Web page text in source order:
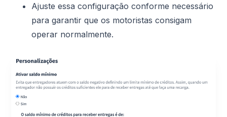
Ajuste essa configuração conforme necessário
para garantir que os motoristas consigam
operar normalmente.